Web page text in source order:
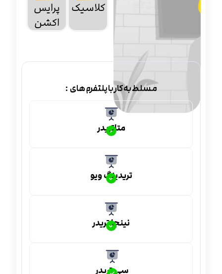
کلاسیک
پرایس
اکشن
مسلط به کار با پلتفرم های :
متاتریدر
تریدینگ ویو
نینجا تریدر
سی تریدر